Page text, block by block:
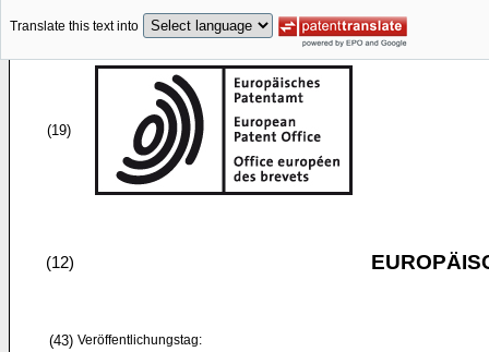
Translate this text into
(19)
(12)
(43) Veröffentlichungstag: